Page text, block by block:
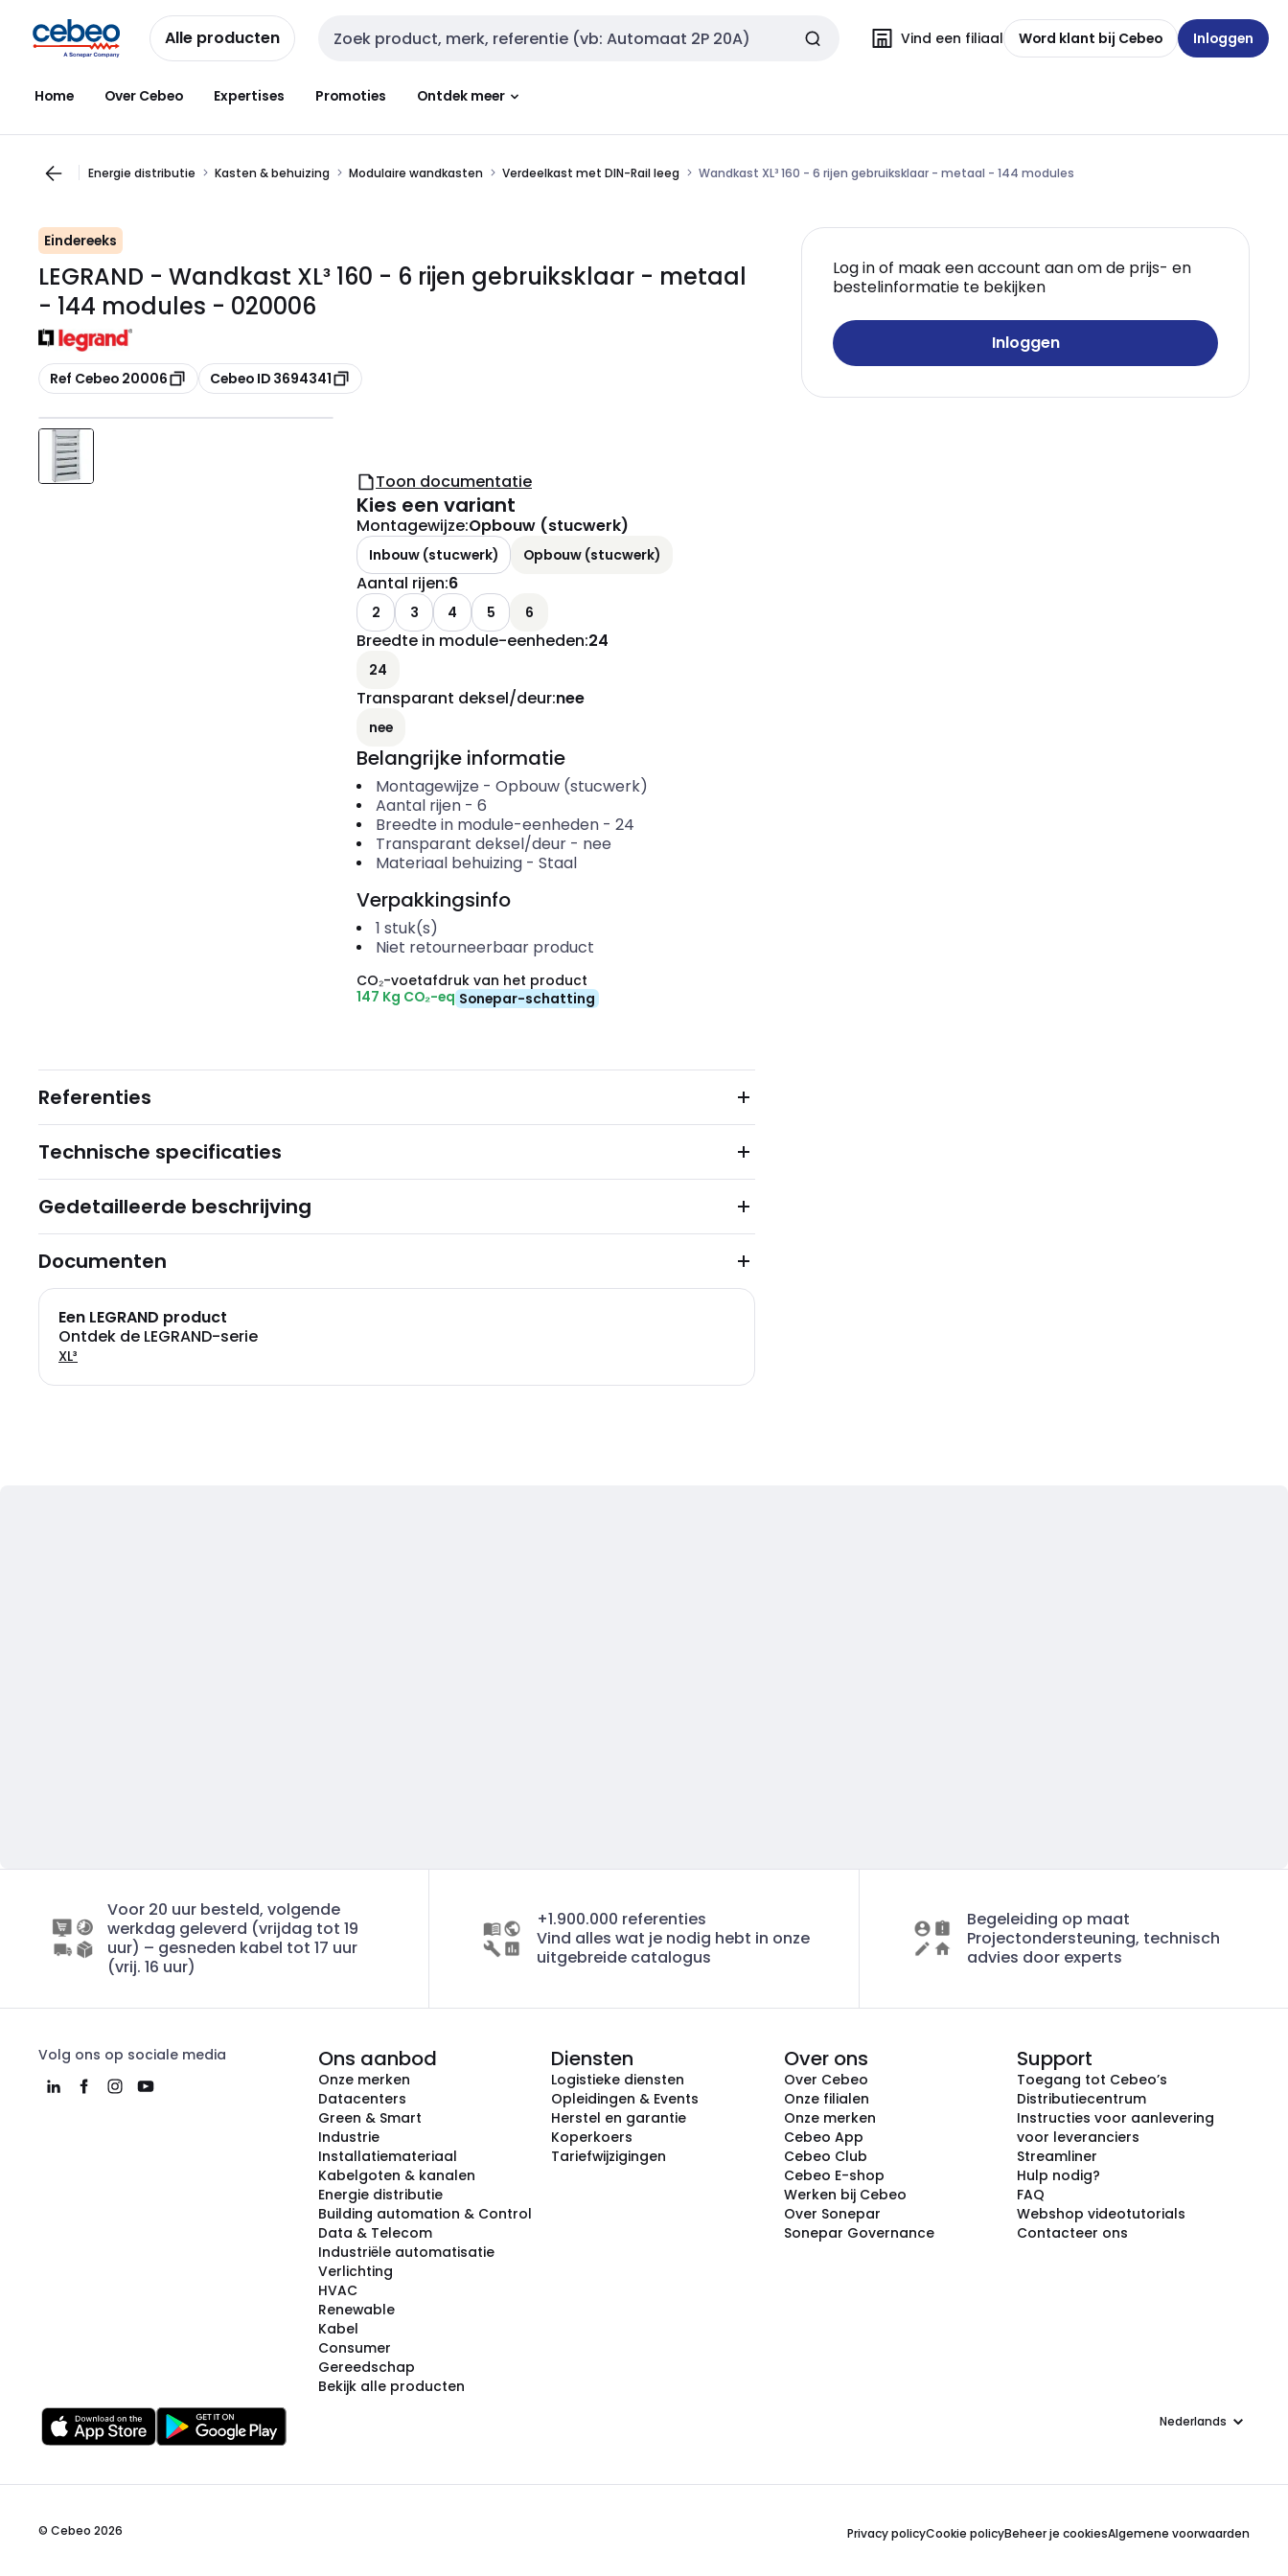
naar
navigatie
naar
inhoud
Alle producten Zoekveld invoer Vind een filiaal Word klant bij Cebeo Inloggen
Home Over Cebeo Expertises Promoties Ontdek meer
Energie distributie Kasten & behuizing Modulaire wandkasten Verdeelkast met DIN-Rail leeg Wandkast XL³ 160 - 6 rijen gebruiksklaar - metaal - 144 modules
Eindereeks
LEGRAND - Wandkast XL³ 160 - 6 rijen gebruiksklaar - metaal
- 144 modules - 020006
Kopiëren
Ref Cebeo 20006 Kopiëren
Cebeo ID 3694341
Log in of maak een account aan om de prijs- en
bestelinformatie te bekijken
Inloggen
Toon documentatie
Kies een variant
Montagewijze:Opbouw (stucwerk)
Inbouw (stucwerk) Opbouw (stucwerk)
Aantal rijen:6
2 3 4 5 6
Breedte in module-eenheden:24
24
Transparant deksel/deur:nee
nee
Belangrijke informatie
Montagewijze - Opbouw (stucwerk)
Aantal rijen- 6
Breedte in module-eenheden- 24
Transparant deksel/deur- nee
Materiaal behuizing- Staal
Verpakkingsinfo
1 stuk(s)
Niet retourneerbaar product
CO₂-voetafdruk van het product
147 Kg CO₂-eq Sonepar-schatting
Referenties
Technische specificaties
Gedetailleerde beschrijving
Documenten
Een LEGRAND product
Ontdek de LEGRAND-serie
XL³
Voor 20 uur besteld, volgende
werkdag geleverd (vrijdag tot 19
uur) – gesneden kabel tot 17 uur
(vrij. 16 uur)
+1.900.000 referenties
Vind alles wat je nodig hebt in onze
uitgebreide catalogus
Begeleiding op maat
Projectondersteuning, technisch
advies door experts
Volg ons op sociale media Ons aanbod
Onze merken
Datacenters
Green & Smart
Industrie
Installatiemateriaal
Kabelgoten & kanalen
Energie distributie
Building automation & Control
Data & Telecom
Industriële automatisatie
Verlichting
HVAC
Renewable
Kabel
Consumer
Gereedschap
Bekijk alle producten
Diensten
Logistieke diensten
Opleidingen & Events
Herstel en garantie
Koperkoers
Tariefwijzigingen
Over ons
Over Cebeo
Onze filialen
Onze merken
Cebeo App
Cebeo Club
Cebeo E-shop
Werken bij Cebeo
Over Sonepar
Sonepar Governance
Support
Toegang tot Cebeo’s
Distributiecentrum
Instructies voor aanlevering
voor leveranciers
Streamliner
Hulp nodig?
FAQ
Webshop videotutorials
Contacteer ons
Taal
© Cebeo 2026 Privacy policyCookie policyBeheer je cookiesAlgemene voorwaarden